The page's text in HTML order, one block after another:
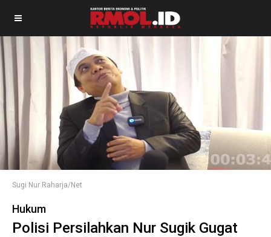
Sugi Nur Raharja/Net
Hukum
Polisi Persilahkan Nur Sugik Gugat